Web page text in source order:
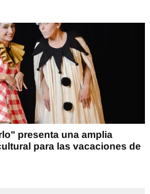
presenta una amplia
para las vacaciones de